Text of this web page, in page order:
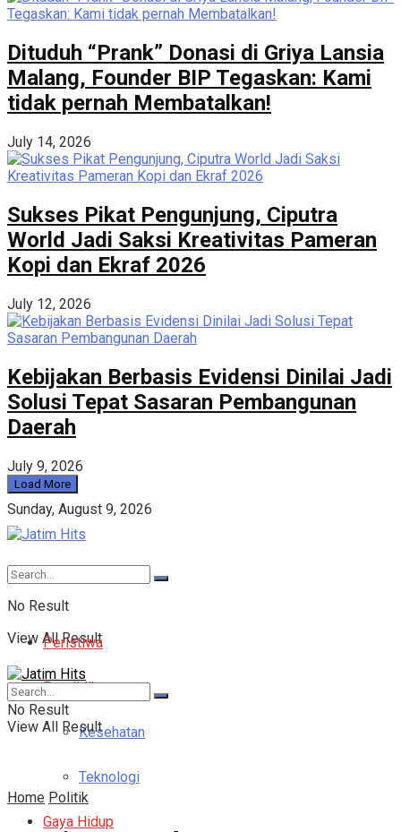
Dituduh “Prank” Donasi di Griya Lansia
Malang, Founder BIP Tegaskan: Kami
tidak pernah Membatalkan!
July 14, 2026
Sukses Pikat Pengunjung, Ciputra
World Jadi Saksi Kreativitas Pameran
Kopi dan Ekraf 2026
July 12, 2026
Kebijakan Berbasis Evidensi Dinilai Jadi
Solusi Tepat Sasaran Pembangunan
Daerah
July 9, 2026
Load More
Sunday, August 9, 2026
No Result
View All Result
Peristiwa
Pendidikan
Kesehatan
Teknologi
Gaya Hidup
No Result
View All Result
Home Politik